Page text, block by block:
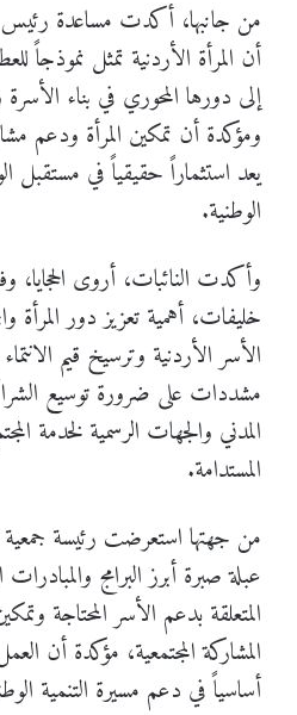
من جانبها، أكدت مساعدة رئيس
أن المرأة الأردنية تمثل نموذجاً
إلى دورها المحوري في بناء الأسرة
ومؤكدة أن تمكين المرأة ودعم
يعد استثماراً حقيقياً في مستقبل
الوطنية.
وأكدت النائبات، أروى الحجايا،
خليفات، أهمية تعزيز دور المرأة
الأسر الأردنية وترسيخ قيم
مشددات على ضرورة توسيع
المدني والجهات الرسمية لخدمة
المستدامة.
من جهتها استعرضت رئيسة
عبلة صبرة أبرز البرامج والمبادرات
المتعلقة بدعم الأسر المحتاجة
المشاركة المجتمعية، مؤكدة أن
أساسياً في دعم مسيرة التنمية